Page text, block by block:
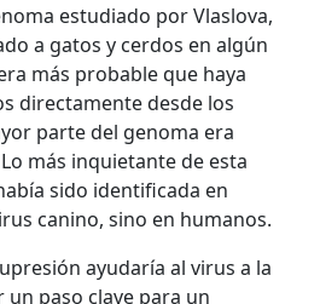
estudiado por Vlaslova,
a gatos y cerdos en algún
más probable que haya
directamente desde los
parte del genoma era
más inquietante de esta
sido identificada en
canino, sino en humanos.
ayudaría al virus a la
paso clave para un